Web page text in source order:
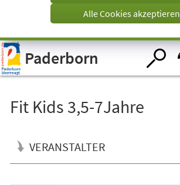
Visuelle
Assistenzsoftware
öffnen.
Alle Cookies akzeptieren
Paderborn
Fit Kids 3,5-7Jahre
VERANSTALTER